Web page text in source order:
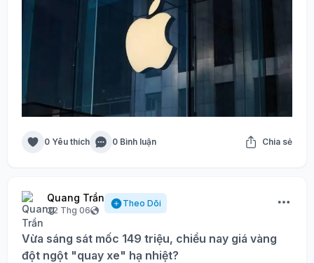
0 Yêu thích 0 Bình luận Chia sẻ
Quang Trần
22 Thg 06
Theo Dõi
Vừa sáng sát mốc 149 triệu, chiều nay giá vàng
đột ngột "quay xe" hạ nhiệt?